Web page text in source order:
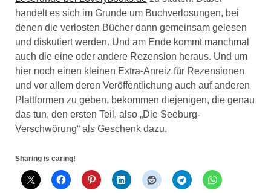
handelt es sich im Grunde um Buchverlosungen, bei
denen die verlosten Bücher dann gemeinsam gelesen
und diskutiert werden. Und am Ende kommt manchmal
auch die eine oder andere Rezension heraus. Und um
hier noch einen kleinen Extra-Anreiz für Rezensionen
und vor allem deren Veröffentlichung auch auf anderen
Plattformen zu geben, bekommen diejenigen, die genau
das tun, den ersten Teil, also „Die Seeburg-
Verschwörung“ als Geschenk dazu.
Sharing is caring!